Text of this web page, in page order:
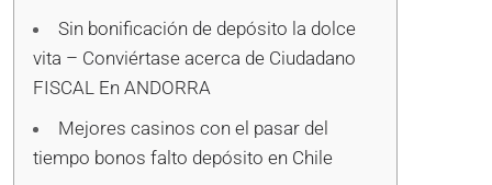
Sin bonificación de depósito la dolce
vita – Conviértase acerca de Ciudadano
FISCAL En ANDORRA
Mejores casinos con el pasar del
tiempo bonos falto depósito en Chile